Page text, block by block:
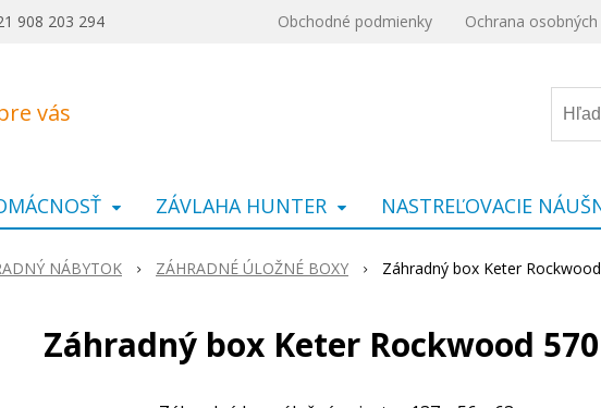
vás
908 203 294 Obchodné podmienky Ochrana
ZÁVLAHA HUNTER NASTREĽOVACIE
NÁBYTOK ZÁHRADNÉ ÚLOŽNÉ BOXY Záhradný box Keter
Záhradný box Keter Rockwood